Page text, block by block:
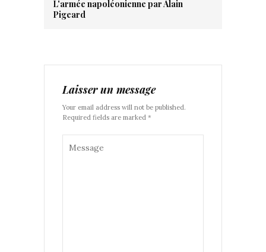
L'armée napoléonienne par Alain
Pigeard
Laisser un message
Your email address will not be published.
Required fields are marked *